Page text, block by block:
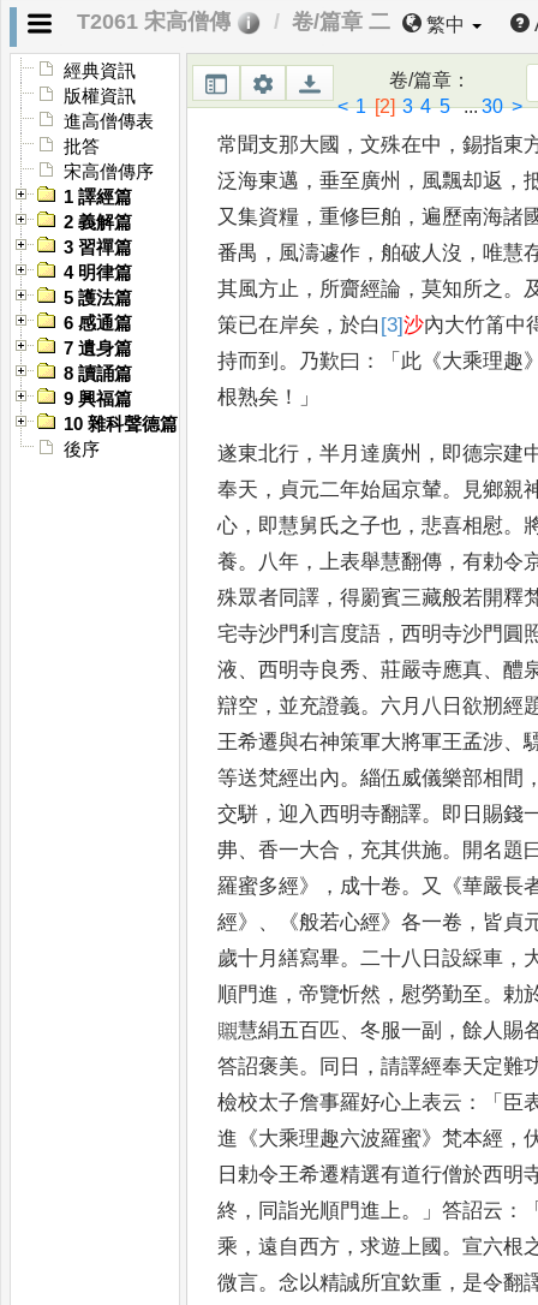
T2061 宋高僧傳 卷/篇章 二 繁中
經典資訊
版權資訊
進高僧傳表
批答
宋高僧傳序
1 譯經篇
2 義解篇
3 習禪篇
4 明律篇
5 護法篇
6 感通篇
7 遺身篇
8 讀誦篇
9 興福篇
10 雜科聲德篇
後序
卷/篇章：
< 1 [2] 3 4 5...30 >
灌頂師名達摩耶舍見慧勤重 ，
羅、三密、護身、五部、印契經，
百餘頌
。
常聞支那大國 ，文殊在中 ，錫指東
泛海東邁 ，垂至廣州 ， 風飄却返 ，
又集資糧 ，重修巨舶 ，遍歷南海諸
番禺 ， 風濤遽作 ，舶破人沒 ， 唯慧
其風方止 ， 所齎經論 ，莫知所之 。
策已在岸矣 ，於白 [3]沙內大竹筩中
持而到 。 乃歎曰 ：「 此 《大乘理趣
根熟矣 ！」
遂東北行 ，半月達廣州 ， 即德宗建
奉天 ， 貞元二年始屆京輦。 見鄉親
心 ， 即慧舅氏之子也 ，悲喜相慰。
養。 八年 ， 上表舉慧翻傳 ，有勅令
殊眾者同譯 ，得罽賓三藏般若開釋
宅寺沙門利言度語 ，西明寺沙門圓
液、西明寺良秀、莊嚴寺應真、醴
辯空 ， 並充證義。 六月八日欲剏經
王希遷與右神策軍大將軍王孟涉、
等送梵經出內。緇伍威儀樂部相間
交駢 ，迎入西明寺翻譯。 即日賜錢
丳、香一大合 ， 充其供施。 開名題
羅蜜多經》， 成十卷。 又 《華嚴長
經》、《般若心經》各一卷 ， 皆貞
歲十月繕寫畢。 二十八日設綵車 ，
順門進 ，帝覽忻然 ，慰勞勤至。勅
䞋慧絹五百匹、冬服一副 ，餘人賜
答詔褒美。 同日 ，請譯經奉天定難
檢校太子詹事羅好心上表云 ：「 臣
進 《大乘理趣六波羅蜜》梵本經 ，
日勅令王希遷精選有道行僧於西明
終 ， 同詣光順門進上 。」答詔云 ：
乘 ，遠自西方 ，求遊上國 。宣六根
微言。念以精誠所宜欽重 ， 是令翻